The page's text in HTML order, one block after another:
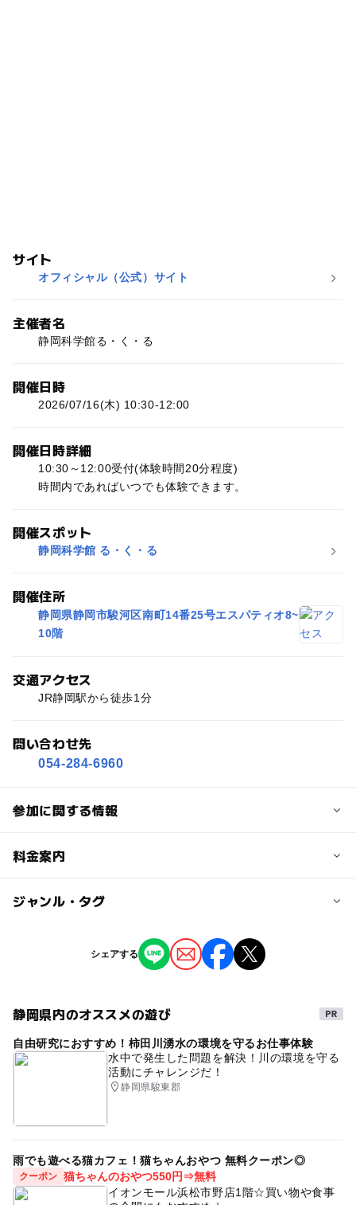
サイト
オフィシャル（公式）サイト
主催者名
静岡科学館る・く・る
開催日時
2026/07/16(木) 10:30-12:00
開催日時詳細
10:30～12:00受付(体験時間20分程度)
時間内であればいつでも体験できます。
開催スポット
静岡科学館 る・く・る
開催住所
静岡県静岡市駿河区南町14番25号エスパティオ8~
10階
交通アクセス
JR静岡駅から徒歩1分
問い合わせ先
054-284-6960
参加に関する情報
対象年齢
混雑時はお待ちいただくことがあります。
応募方法
申込不要。直接会場へどうぞ。
料金案内
子供の料金
子供の料金詳細
カードをご提示ください）
※20名以上は団体料金100円
※年間パスポート：780円
大人の料金詳細
※静岡市内在住の70歳以上は無料
※20名以上は団体料金410円
ジャンル・タグ
タグ
科学館 体験施設 博物館 屋内施設
親子体験学習 科学体験
雨でも遊べる
雨の日おでかけ 屋内遊び場 室内遊び場
ベビーカーOK 体験 授乳室あり
シェアする
静岡県内のオススメの遊び
自由研究におすすめ！柿田川湧水の環境を守るお仕事体験
水中で発生した問題を解決！川の環境を守る
活動にチャレンジだ！
静岡県駿東郡
雨でも遊べる猫カフェ！猫ちゃんおやつ 無料クーポン◎
クーポン 猫ちゃんのおやつ550円⇒無料
イオンモール浜松市野店1階☆買い物や食事